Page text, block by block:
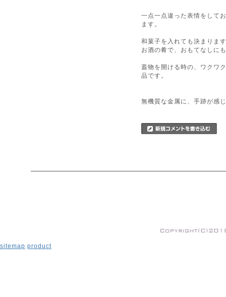
一点一点違った表情をして
ます。
和菓子を入れても決まりま
お酒の肴で、おもてなしに
蓋物を開ける時の、ワクワ
品です。
無機質な金属に、手跡が感
sitemap product